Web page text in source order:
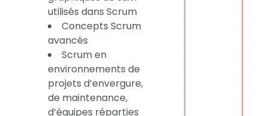
utilisés dans Scrum
Concepts Scrum
avancés
Scrum en
environnements de
projets d’envergure,
de maintenance,
d’équipes réparties